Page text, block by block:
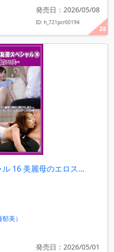
28
発売日：2026/05/08
ID: h_721pcr00194
16 美麗母のエロス…
美）
発売日：2026/05/01